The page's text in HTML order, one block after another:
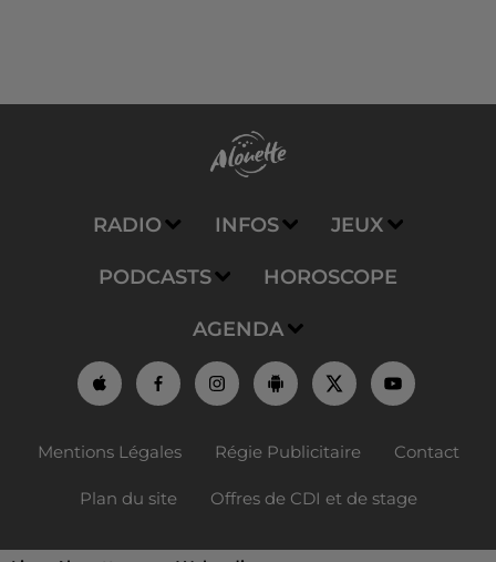
RADIO INFOS JEUX
PODCASTS HOROSCOPE
AGENDA
Mentions Légales Régie Publicitaire Contact
Plan du site Offres de CDI et de stage